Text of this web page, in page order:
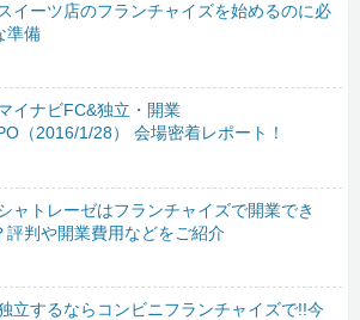
スイーツ店のフランチャイズを始めるのに必
準備
イナビFC&独立・開業
（2016/1/28） 会場密着レポート！
ャトレーゼはフランチャイズで開業でき
評判や開業費用などをご紹介
立するならコンビニフランチャイズで!!今